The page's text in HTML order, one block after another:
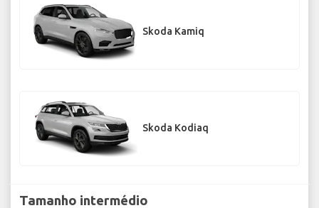
Skoda Kamiq
Skoda Kodiaq
Tamanho intermédio